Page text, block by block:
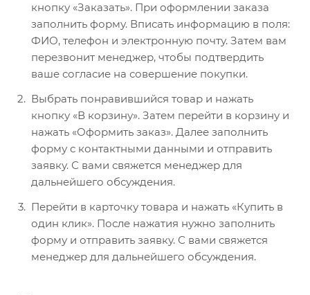
кнопку «Заказать». При оформлении заказа
заполнить форму. Вписать информацию в поля:
ФИО, телефон и электронную почту. Затем вам
перезвонит менеджер, чтобы подтвердить
ваше согласие на совершение покупки.
Выбрать понравившийся товар и нажать
кнопку «В корзину». Затем перейти в корзину и
нажать «Оформить заказ». Далее заполнить
форму с контактными данными и отправить
заявку. С вами свяжется менеджер для
дальнейшего обсуждения.
Перейти в карточку товара и нажать «Купить в
один клик». После нажатия нужно заполнить
форму и отправить заявку. С вами свяжется
менеджер для дальнейшего обсуждения.